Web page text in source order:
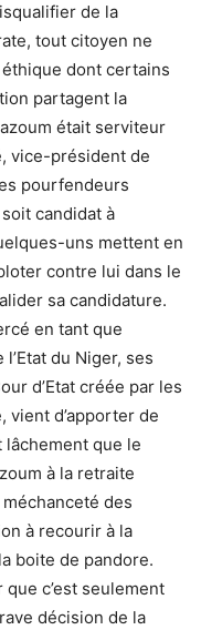
de la
tout citoyen ne
dont certains
partagent la
était serviteur
vice-président de
pourfendeurs
candidat à
uns mettent en
contre lui dans le
sa candidature.
en tant que
du Niger, ses
d’Etat créée par les
vient d’apporter de
lâchement que le
à la retraite
des
à recourir à la
boite de pandore.
c’est seulement
décision de la